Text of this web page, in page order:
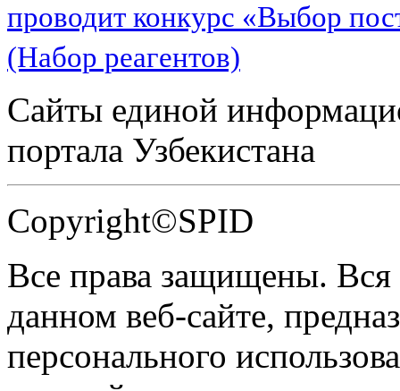
проводит конкурс «Выбор
(Набор реагентов)
Сайты единой
портала Узбекистана
Copyright©SPID
Все права защищены.
данном веб-сайте,
персонального